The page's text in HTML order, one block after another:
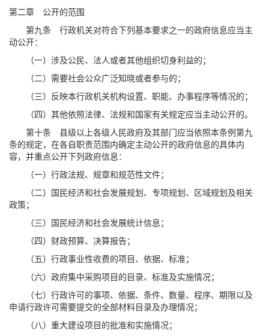
第二章 公开的范围
第九条 行政机关对符合下列基本要求之一的政府信息应当主
动公开：
（一）涉及公民、法人或者其他组织切身利益的；
（二）需要社会公众广泛知晓或者参与的；
（三）反映本行政机关机构设置、职能、办事程序等情况的；
（四）其他依照法律、法规和国家有关规定应当主动公开的。
第十条 县级以上各级人民政府及其部门应当依照本条例第九
条的规定，在各自职责范围内确定主动公开的政府信息的具体内
容，并重点公开下列政府信息：
（一）行政法规、规章和规范性文件；
（二）国民经济和社会发展规划、专项规划、区域规划及相关
政策；
（三）国民经济和社会发展统计信息；
（四）财政预算、决算报告；
（五）行政事业性收费的项目、依据、标准；
（六）政府集中采购项目的目录、标准及实施情况；
（七）行政许可的事项、依据、条件、数量、程序、期限以及
申请行政许可需要提交的全部材料目录及办理情况；
（八）重大建设项目的批准和实施情况；